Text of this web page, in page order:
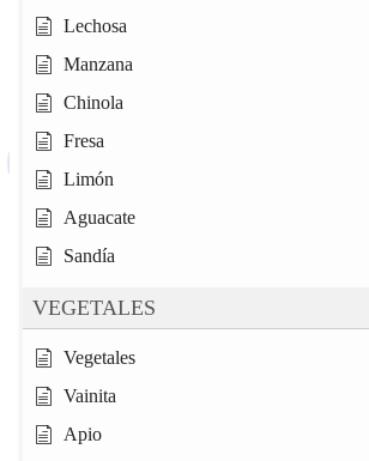
Lechosa
Manzana
Chinola
Fresa
Limón
Aguacate
Sandía
VEGETALES
Vegetales
Vainita
Apio